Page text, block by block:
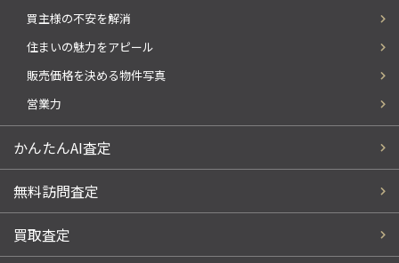
買主様の不安を解消
住まいの魅力をアピール
販売価格を決める物件写真
営業力
かんたんAI査定
無料訪問査定
買取査定